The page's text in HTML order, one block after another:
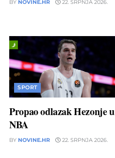
BY NOVINE.HR 22. SRPNJA 2026.
SPORT
Propao odlazak Hezonje u
NBA
BY NOVINE.HR 22. SRPNJA 2026.